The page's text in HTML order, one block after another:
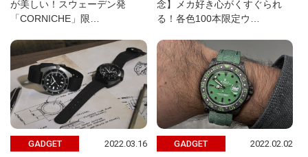
が美しい！スウェーデン発
「CORNICHE」限…
念】メカ好き心がくすぐられ
る！各色100本限定ウ…
GADGET 2022.03.16 GADGET 2022.02.02